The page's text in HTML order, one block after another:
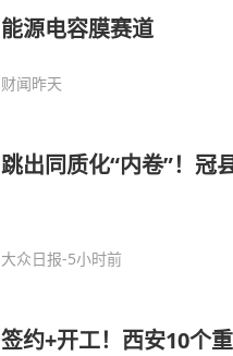
能源电容膜赛道
财闻昨天
跳出同质化“内卷”！冠
大众日报-5小时前
签约+开工！西安10个重